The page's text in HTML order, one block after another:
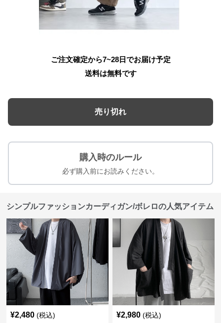
ご注文確定から7~28日でお届け予定
送料は無料です
売り切れ
購入時のルール
必ず購入前にお読みください。
シンプルファッションカーディガン/ボレロの人気アイテム
¥2,480 (税込) ¥2,980 (税込)